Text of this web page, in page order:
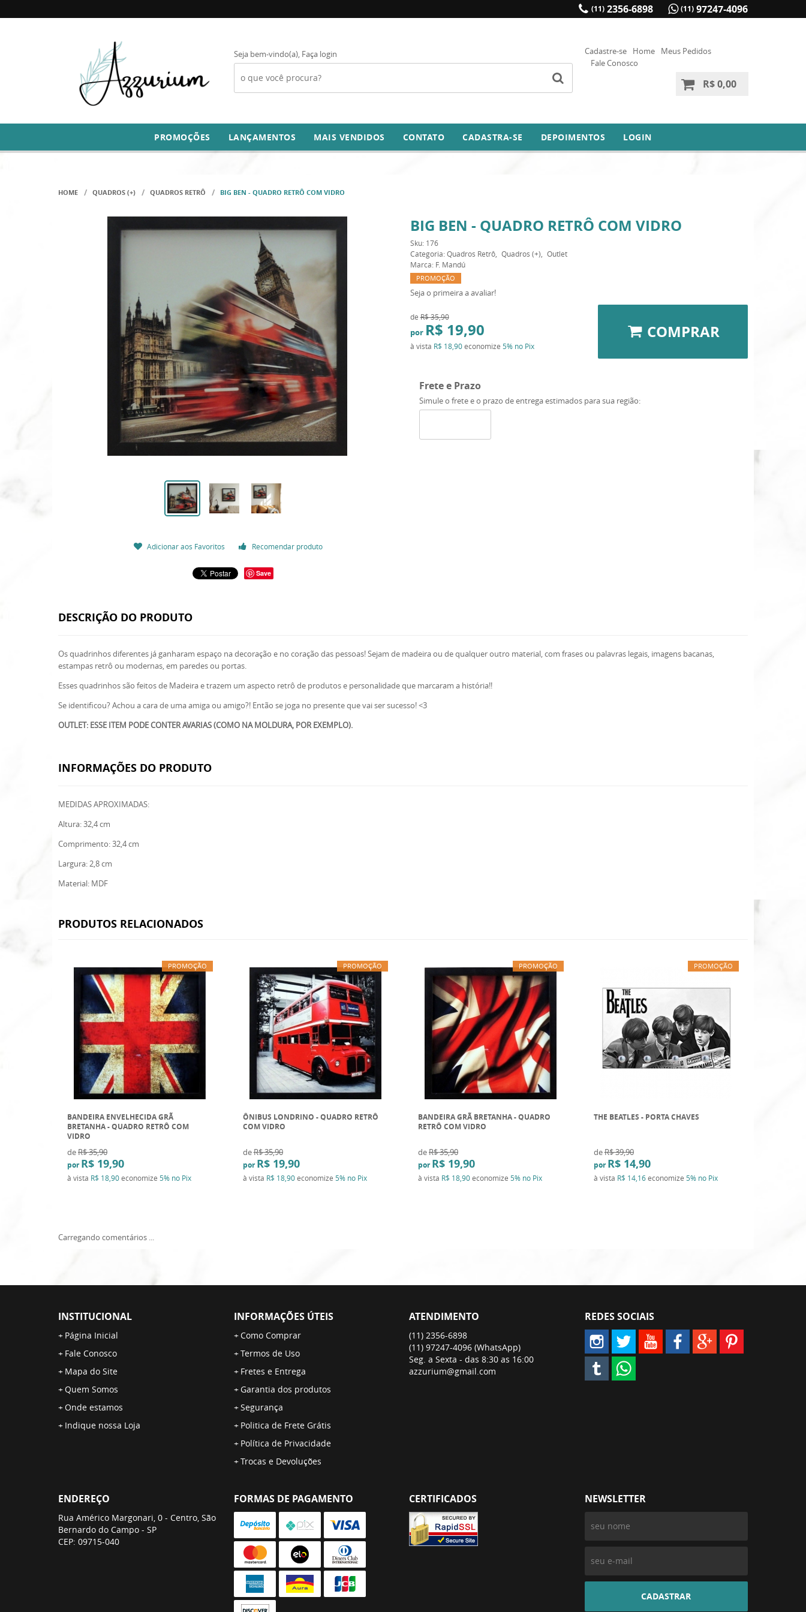
(11) 2356-6898 (11) 97247-4096
Seja bem-vindo(a), Faça login Cadastre-se Home
Meus Pedidos
Fale Conosco
R$ 0,00
PROMOÇÕES LANÇAMENTOS MAIS VENDIDOS CONTATO CADASTRA-SE DEPOIMENTOS LOGIN
HOME QUADROS (+) QUADROS RETRÔ BIG BEN - QUADRO RETRÔ COM VIDRO
Adicionar aos Favoritos Recomendar produto
Save
BIG BEN - QUADRO RETRÔ COM VIDRO
Sku: 176
Categoria: Quadros Retrô Quadros (+)
Outlet
Marca: F. Mandú
PROMOÇÃO
Seja o primeira a avaliar!
de R$ 35,90
por R$ 19,90
à vista R$ 18,90economize 5% no Pix
COMPRAR
Frete e Prazo
Simule o frete e o prazo de entrega estimados para sua região:
DESCRIÇÃO DO PRODUTO
Os quadrinhos diferentes já ganharam espaço na decoração e no coração das pessoas! Sejam de madeira ou de qualquer outro material, com frases ou palavras legais, imagens bacanas,
estampas retrô ou modernas, em paredes ou portas.
Esses quadrinhos são feitos de Madeira e trazem um aspecto retrô de produtos e personalidade que marcaram a história!!
Se identificou? Achou a cara de uma amiga ou amigo?! Então se joga no presente que vai ser sucesso! <3
OUTLET: ESSE ITEM PODE CONTER AVARIAS (COMO NA MOLDURA, POR EXEMPLO).
INFORMAÇÕES DO PRODUTO
MEDIDAS APROXIMADAS:
Altura: 32,4 cm
Comprimento: 32,4 cm
Largura: 2,8 cm
Material: MDF
PRODUTOS RELACIONADOS
PROMOÇÃO
BANDEIRA ENVELHECIDA GRÃ
BRETANHA - QUADRO RETRÔ COM
VIDRO
deR$ 35,90
por R$ 19,90
à vista R$ 18,90economize 5% no Pix
PROMOÇÃO
ÔNIBUS LONDRINO - QUADRO RETRÔ
COM VIDRO
deR$ 35,90
por R$ 19,90
à vista R$ 18,90economize 5% no Pix
PROMOÇÃO
BANDEIRA GRÃ BRETANHA - QUADRO
RETRÔ COM VIDRO
deR$ 35,90
por R$ 19,90
à vista R$ 18,90economize 5% no Pix
PROMOÇÃO
THE BEATLES - PORTA CHAVES
deR$ 39,90
por R$ 14,90
à vista R$ 14,16economize 5% no Pix
Carregando comentários ...
INSTITUCIONAL
Página Inicial
Fale Conosco
Mapa do Site
Quem Somos
Onde estamos
Indique nossa Loja
INFORMAÇÕES ÚTEIS
Como Comprar
Termos de Uso
Fretes e Entrega
Garantia dos produtos
Segurança
Politica de Frete Grátis
Política de Privacidade
Trocas e Devoluções
ATENDIMENTO
(11) 2356-6898
(11) 97247-4096 (WhatsApp)
Seg. a Sexta - das 8:30 as 16:00
azzurium@gmail.com
REDES SOCIAIS
ENDEREÇO
Rua Américo Margonari, 0 - Centro, São
Bernardo do Campo - SP
CEP: 09715-040
FORMAS DE PAGAMENTO CERTIFICADOS NEWSLETTER
CADASTRAR